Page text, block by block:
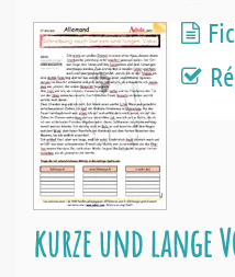
kurze und lange